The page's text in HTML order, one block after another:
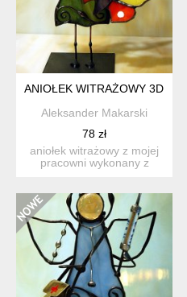
ANIOŁEK WITRAŻOWY 3D Z
Aleksander Makarski
78 zł
aniołek witrażowy z mojej
pracowni wykonany z